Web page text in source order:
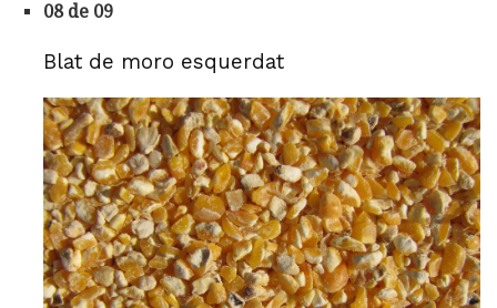
08 de 09
Blat de moro esquerdat